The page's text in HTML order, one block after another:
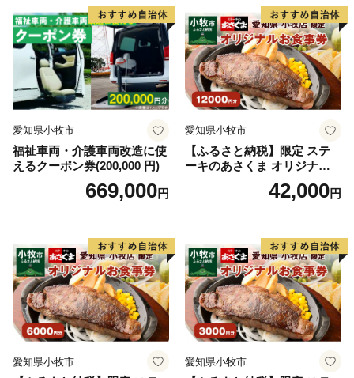
◆受領証明書・ワンストップ特例申請書について
各種書類をご希望の方につきましては、お礼品とは別送
にて14日以内に郵送いたします。
◆お問い合わせ
世羅町ふるさと寄附金サポートセンター
電話：0848-88-9303（平日 10:00～17:00）
メール：support.sera-furusato@g.mcat.co.jp
※世羅町では「ふるさと納税」に関する業務を株式会社
MCATに委託しています。
愛知県小牧市
福祉車両・介護車両改造に使
えるクーポン券(200,000 円)
669,000円
愛知県小牧市
【ふるさと納税】限定 ステ
ーキのあさくま オリジナル
お食事券 12000円 お好きなメ
ニュー 好きなだけ コーンス
県 小牧店 小牧市 チケット 送
料無料
42,000円
愛知県小牧市 愛知県小牧市